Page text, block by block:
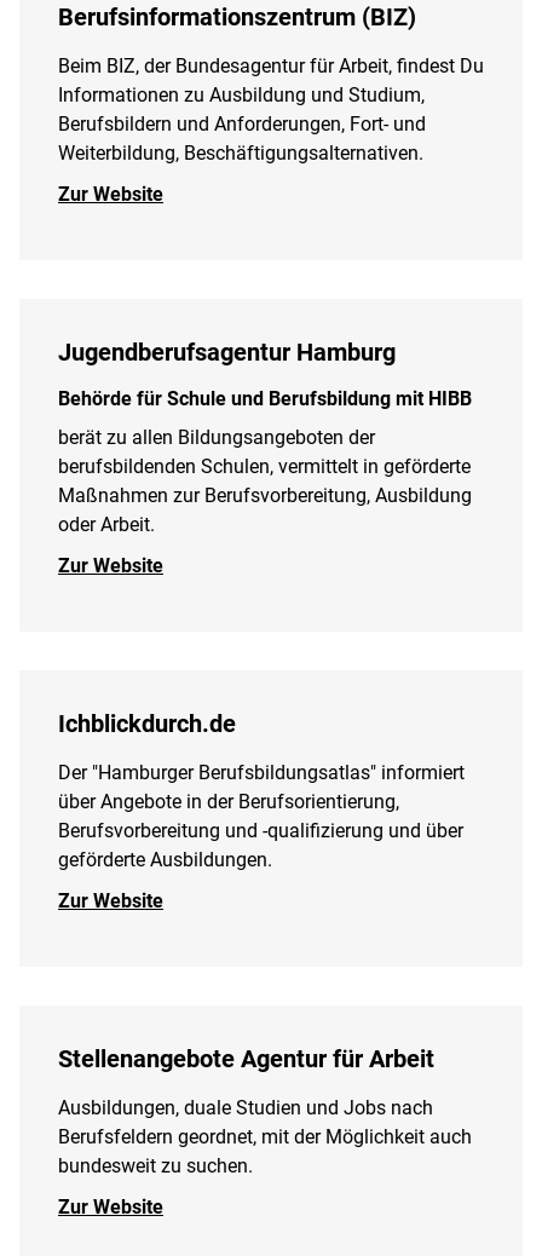
Berufsinformationszentrum (BIZ)
Beim BIZ, der Bundesagentur für Arbeit, findest Du
Informationen zu Ausbildung und Studium,
Berufsbildern und Anforderungen, Fort- und
Weiterbildung, Beschäftigungsalternativen.
Zur Website
Jugendberufsagentur Hamburg
Behörde für Schule und Berufsbildung mit HIBB
berät zu allen Bildungsangeboten der
berufsbildenden Schulen, vermittelt in geförderte
Maßnahmen zur Berufsvorbereitung, Ausbildung
oder Arbeit.
Zur Website
Ichblickdurch.de
Der "Hamburger Berufsbildungsatlas" informiert
über Angebote in der Berufsorientierung,
Berufsvorbereitung und -qualifizierung und über
geförderte Ausbildungen.
Zur Website
Stellenangebote Agentur für Arbeit
Ausbildungen, duale Studien und Jobs nach
Berufsfeldern geordnet, mit der Möglichkeit auch
bundesweit zu suchen.
Zur Website